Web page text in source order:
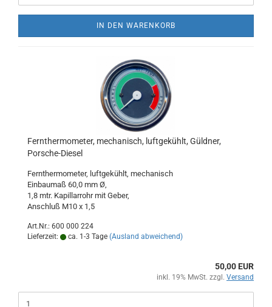
IN DEN WARENKORB
Fernthermometer, mechanisch, luftgekühlt, Güldner,
Porsche-Diesel
Fernthermometer, luftgekühlt, mechanisch
Einbaumaß 60,0 mm Ø,
1,8 mtr. Kapillarrohr mit Geber,
Anschluß M10 x 1,5
Art.Nr.: 600 000 224
Lieferzeit:
ca. 1-3 Tage (Ausland abweichend)
50,00 EUR
inkl. 19% MwSt. zzgl. Versand